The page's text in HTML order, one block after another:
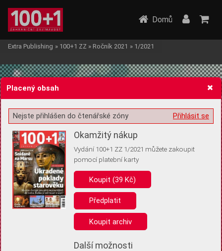
Žádost o souhlas s ukládáním volitelných informací
Pro základní fungování webu nepotřebujeme ukládat žádné informace
(tzv. cookies apod.). Rádi bychom vás ale požádali o souhlas s
uložením volitelných informací:
Anonymní unikátní ID
Díky němu příště poznáme, že se jedná o stejné zařízení, a
Identifikátor je zcela anonymní.
Domů
Extra Publishing » 100+1 ZZ » Ročník 2021 » 1/2021
Placený obsah
Přihlásit se
Nejste přihlášen do čtenářské zóny
Okamžitý nákup
Vydání 100+1 ZZ 1/2021 můžete zakoupit
pomocí platební karty
Koupit (39 Kč)
Předplatit
Koupit archiv
Další možnosti